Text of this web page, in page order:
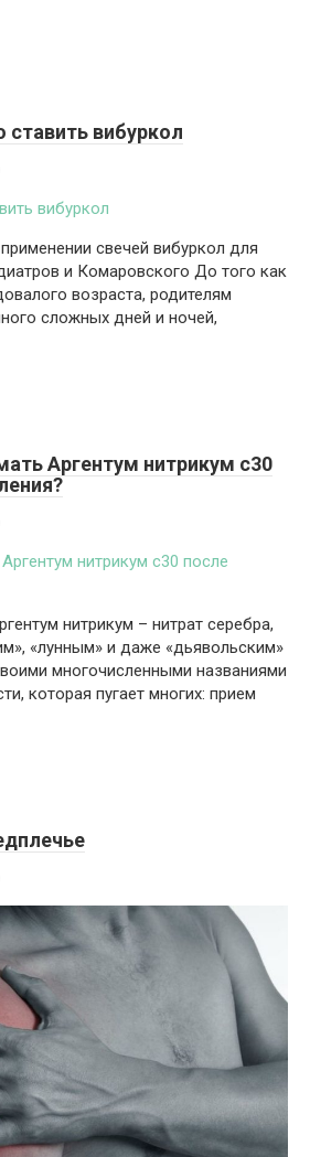
вибуркол
свечей вибуркол для
и Комаровского До того как
возраста, родителям
сложных дней и ночей,
Аргентум нитрикум с30
нитрикум – нитрат серебра,
«лунным» и даже «дьявольским»
многочисленными названиями
которая пугает многих: прием